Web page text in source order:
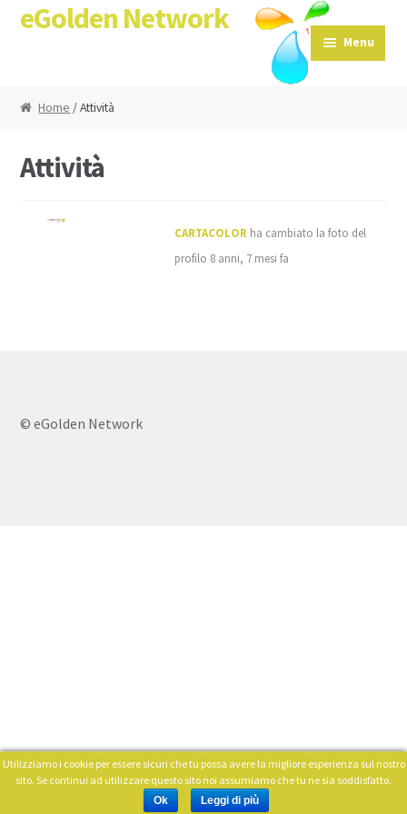
Skip to navigation
Skip to content
eGolden Network
Menu
Home / Attività
Attività
CARTACOLOR ha cambiato la foto del
profilo 8 anni, 7 mesi fa
© eGolden Network
Cerca:
Utilizziamo i cookie per essere sicuri che tu possa avere la migliore esperienza sul nostro
sito. Se continui ad utilizzare questo sito noi assumiamo che tu ne sia soddisfatto.
Ok Leggi di più